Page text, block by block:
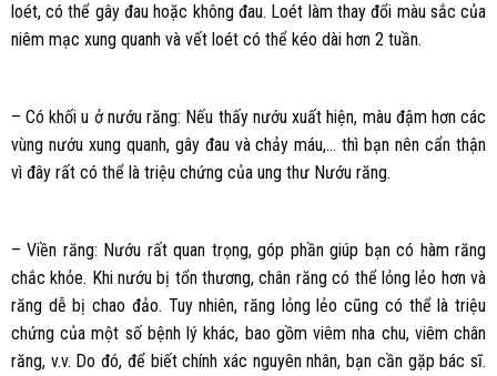
loét, có thể gây đau hoặc không đau. Loét làm thay đổi màu sắc của
niêm mạc xung quanh và vết loét có thể kéo dài hơn 2 tuần.
– Có khối u ở nướu răng: Nếu thấy nướu xuất hiện, màu đậm hơn các
vùng nướu xung quanh, gây đau và chảy máu,… thì bạn nên cẩn thận
vì đây rất có thể là triệu chứng của ung thư Nướu răng.
– Viền răng: Nướu rất quan trọng, góp phần giúp bạn có hàm răng
chắc khỏe. Khi nướu bị tổn thương, chân răng có thể lỏng lẻo hơn và
răng dễ bị chao đảo. Tuy nhiên, răng lỏng lẻo cũng có thể là triệu
chứng của một số bệnh lý khác, bao gồm viêm nha chu, viêm chân
răng, v.v. Do đó, để biết chính xác nguyên nhân, bạn cần gặp bác sĩ.